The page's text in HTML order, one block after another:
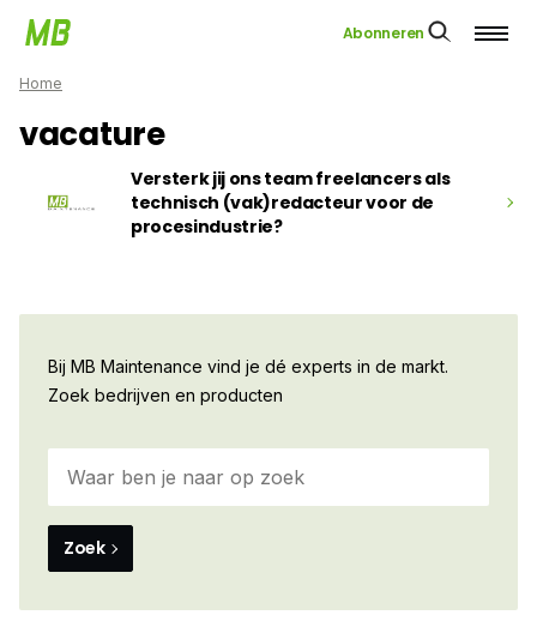
Abonneren
Home
vacature
Versterk jij ons team freelancers als
technisch (vak)redacteur voor de
procesindustrie?
Bij MB Maintenance vind je dé experts in de markt.
Zoek bedrijven en producten
Zoek